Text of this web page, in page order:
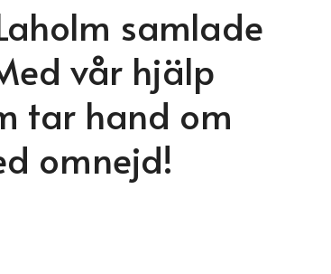
samlade
vår hjälp
tar hand om
omnejd!